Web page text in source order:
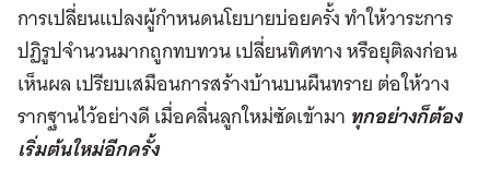
การเปลี่ยนแปลงผู้กำหนดนโยบายบ่อยครั้ง ทำให้วาระการ
ปฏิรูปจำนวนมากถูกทบทวน เปลี่ยนทิศทาง หรือยุติลงก่อน
เห็นผล เปรียบเสมือนการสร้างบ้านบนผืนทราย ต่อให้วาง
รากฐานไว้อย่างดี เมื่อคลื่นลูกใหม่ซัดเข้ามา ทุกอย่างก็ต้อง
เริ่มต้นใหม่อีกครั้ง